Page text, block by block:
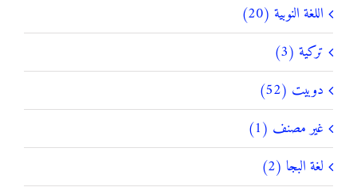
اللغة النوبية (20)
تركية (3)
دوبيت (52)
غير مصنف (1)
لغة البجا (2)